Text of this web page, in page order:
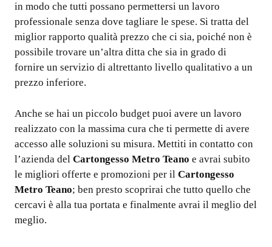
in modo che tutti possano permettersi un lavoro
professionale senza dove tagliare le spese. Si tratta del
miglior rapporto qualità prezzo che ci sia, poiché non è
possibile trovare un’altra ditta che sia in grado di
fornire un servizio di altrettanto livello qualitativo a un
prezzo inferiore.
Anche se hai un piccolo budget puoi avere un lavoro
realizzato con la massima cura che ti permette di avere
accesso alle soluzioni su misura. Mettiti in contatto con
l’azienda del Cartongesso Metro Teano e avrai subito
le migliori offerte e promozioni per il Cartongesso
Metro Teano; ben presto scoprirai che tutto quello che
cercavi è alla tua portata e finalmente avrai il meglio del
meglio.